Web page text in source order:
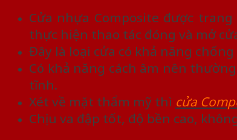
Cửa nhựa Composite được
thực hiện thao tác đóng và mở
Đây là loại cửa có khả năng
Có khả năng cách âm nên
tĩnh.
Xét về mặt thẩm mỹ thì cửa
Chịu va đập tốt, độ bền cao,